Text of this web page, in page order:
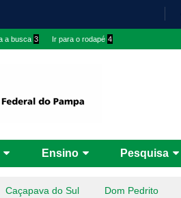
a busca 3 Ir para o rodapé 4
Ensino Pesquisa
Caçapava do Sul Dom Pedrito